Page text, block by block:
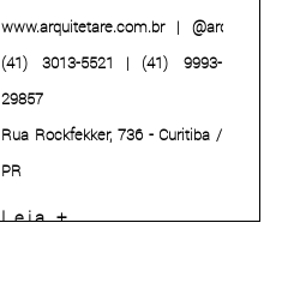
do seu próprio escritório.
www.arquitetare.com.br |
(41) 3013-5521
|
(41) 9993-
29857
Rua Rockfekker, 736 - Curitiba /
PR
Com carreira consolidada há
Leia +